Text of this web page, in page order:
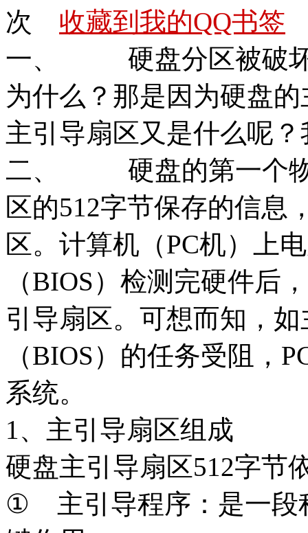
次 收藏到我的QQ书签
一、
硬盘分区被破
为什么？那是因为硬盘
主引导扇区又是什么呢
二、
硬盘的第一个
区的512字节保存的信息
区。计算机（PC机）上
（BIOS）检测完硬件后
引导扇区。可想而知，
（BIOS）的任务受阻，
系统。
1、主引导扇区组成
硬盘主引导扇区512字节
①
主引导程序：是一